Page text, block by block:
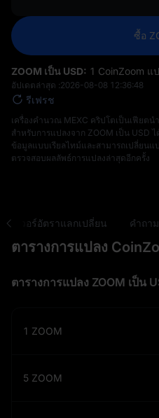
ซื้อ
ZOOM เป็น USD: 1 CoinZoom แ
อัปเดตล่าสุด :2026-08-08 12:36:48
รีเฟรช
เครื่องคำนวณ MEXC คริปโตเป็นเฟียตน
สำหรับการแปลงจาก ZOOM เป็น USD
ข้อมูลแบบเรียลไทม์และสามารถเปลี่ยนแ
ตรวจสอบผลลัพธ์การแปลงล่าสุดอีกครั้ง
ไดรเวอร์อัตราแลกเปลี่ยน คำถา
ตารางการแปลง
ตารางการแปลง ZOOM เป็น
1 ZOOM
5 ZOOM